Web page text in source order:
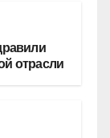
отрасли